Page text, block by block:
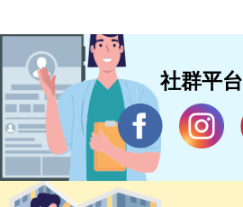
社群平台